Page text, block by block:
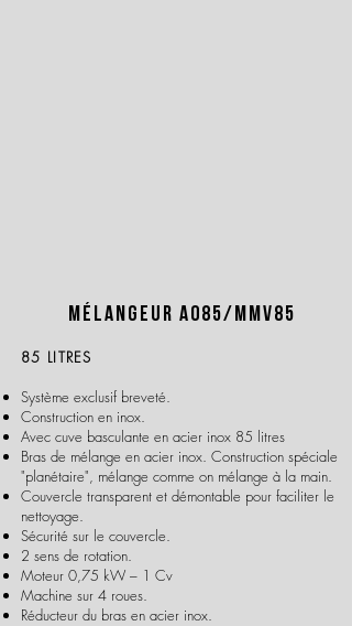
Mélangeur A085/MMv85
85 LITRES
Système exclusif breveté.
Construction en inox.
Avec cuve basculante en acier inox 85 litres
Bras de mélange en acier inox. Construction spéciale
"planétaire", mélange comme on mélange à la main.
Couvercle transparent et démontable pour faciliter le
nettoyage.
Sécurité sur le couvercle.
2 sens de rotation.
Moteur 0,75 kW – 1 Cv
Machine sur 4 roues.
Réducteur du bras en acier inox.